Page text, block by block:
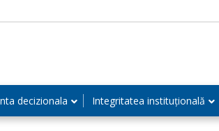
decizionala Integritatea instituțională